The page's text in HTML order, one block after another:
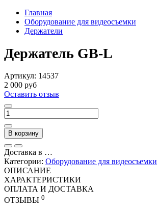
Главная
Оборудование для видеосъемки
Держатели
Держатель GB-L
Артикул: 14537
2 000 руб
Оставить отзыв
В корзину
Доставка в …
Категории: Оборудование для видеосъемки
ОПИСАНИЕ
ХАРАКТЕРИСТИКИ
ОПЛАТА И ДОСТАВКА
ОТЗЫВЫ 0